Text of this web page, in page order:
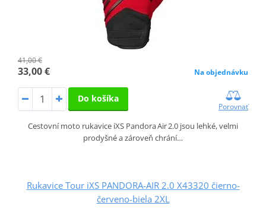
41,00 €
33,00 € Na objednávku
Do košíka
Porovnať
Cestovní moto rukavice iXS Pandora Air 2.0 jsou lehké, velmi
prodyšné a zároveň chrání…
Rukavice Tour iXS PANDORA-AIR 2.0 X43320 čierno-
červeno-biela 2XL